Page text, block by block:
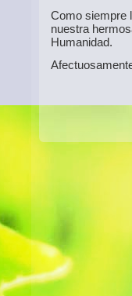
Como siempre
nuestra
Humanidad.